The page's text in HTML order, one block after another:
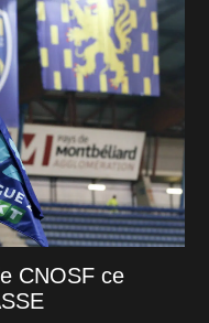
CNOSF ce